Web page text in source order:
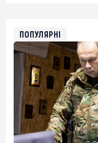
ПОПУЛЯРНІ